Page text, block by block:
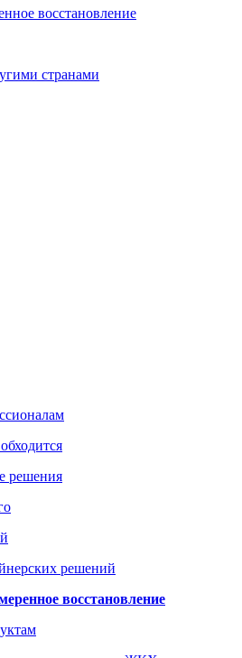
восстановление
странами
решения
решений
восстановление